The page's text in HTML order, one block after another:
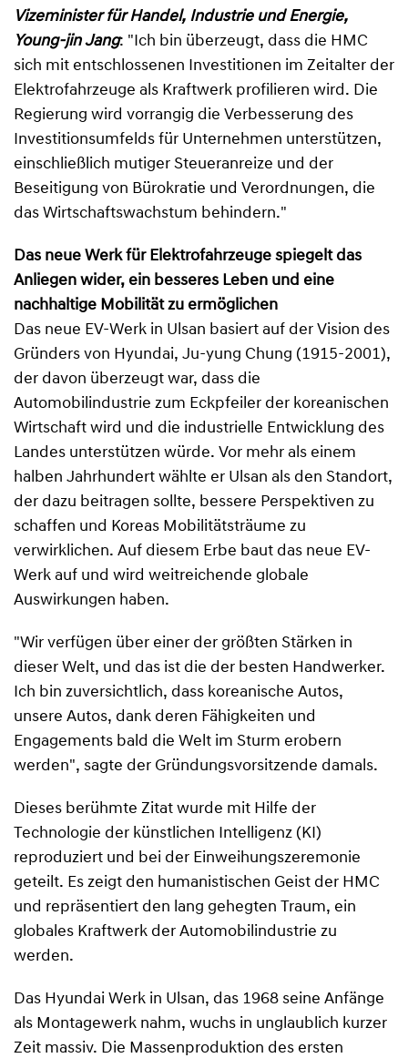
Vizeminister für Handel, Industrie und Energie,
Young-jin Jang: "Ich bin überzeugt, dass die HMC
sich mit entschlossenen Investitionen im Zeitalter der
Elektrofahrzeuge als Kraftwerk profilieren wird. Die
Regierung wird vorrangig die Verbesserung des
Investitionsumfelds für Unternehmen unterstützen,
einschließlich mutiger Steueranreize und der
Beseitigung von Bürokratie und Verordnungen, die
das Wirtschaftswachstum behindern."
Das neue Werk für Elektrofahrzeuge spiegelt das
Anliegen wider, ein besseres Leben und eine
nachhaltige Mobilität zu ermöglichen
Das neue EV-Werk in Ulsan basiert auf der Vision des
Gründers von Hyundai, Ju-yung Chung (1915-2001),
der davon überzeugt war, dass die
Automobilindustrie zum Eckpfeiler der koreanischen
Wirtschaft wird und die industrielle Entwicklung des
Landes unterstützen würde. Vor mehr als einem
halben Jahrhundert wählte er Ulsan als den Standort,
der dazu beitragen sollte, bessere Perspektiven zu
schaffen und Koreas Mobilitätsträume zu
verwirklichen. Auf diesem Erbe baut das neue EV-
Werk auf und wird weitreichende globale
Auswirkungen haben.
"Wir verfügen über einer der größten Stärken in
dieser Welt, und das ist die der besten Handwerker.
Ich bin zuversichtlich, dass koreanische Autos,
unsere Autos, dank deren Fähigkeiten und
Engagements bald die Welt im Sturm erobern
werden", sagte der Gründungsvorsitzende damals.
Dieses berühmte Zitat wurde mit Hilfe der
Technologie der künstlichen Intelligenz (KI)
reproduziert und bei der Einweihungszeremonie
geteilt. Es zeigt den humanistischen Geist der HMC
und repräsentiert den lang gehegten Traum, ein
globales Kraftwerk der Automobilindustrie zu
werden.
Das Hyundai Werk in Ulsan, das 1968 seine Anfänge
als Montagewerk nahm, wuchs in unglaublich kurzer
Zeit massiv. Die Massenproduktion des ersten